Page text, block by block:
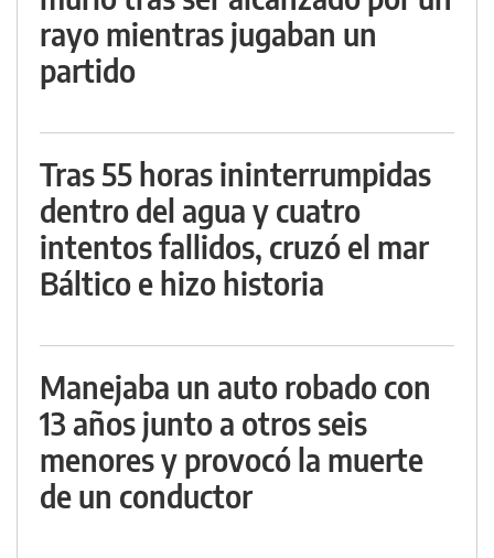
rayo mientras jugaban un
partido
Tras 55 horas ininterrumpidas
dentro del agua y cuatro
intentos fallidos, cruzó el mar
Báltico e hizo historia
Manejaba un auto robado con
13 años junto a otros seis
menores y provocó la muerte
de un conductor